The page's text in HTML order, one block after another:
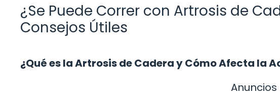
¿Se Puede Correr con Artrosis de
Consejos Útiles
¿Qué es la Artrosis de Cadera y Cómo Afecta la
Anuncios